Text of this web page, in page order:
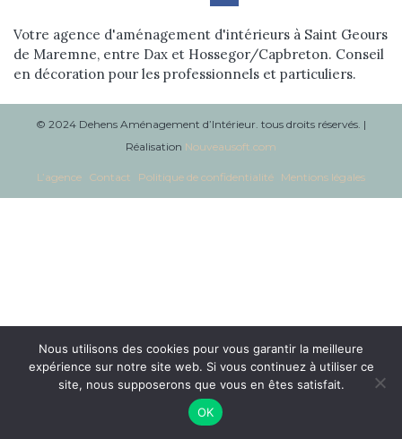
Prestations
Réalisations
Blog
Contact
Votre agence d'aménagement d'intérieurs à Saint Geours
de Maremne, entre Dax et Hossegor/Capbreton. Conseil
en décoration pour les professionnels et particuliers.
© 2024 Dehens Aménagement d’Intérieur. tous droits réservés. |
Réalisation Nouveausoft.com
L’agence Contact Politique de confidentialité Mentions légales
Nous utilisons des cookies pour vous garantir la meilleure
expérience sur notre site web. Si vous continuez à utiliser ce
site, nous supposerons que vous en êtes satisfait.
OK